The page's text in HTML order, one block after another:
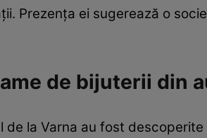
Prezența ei sugerează o
de bijuterii din
de la Varna au fost